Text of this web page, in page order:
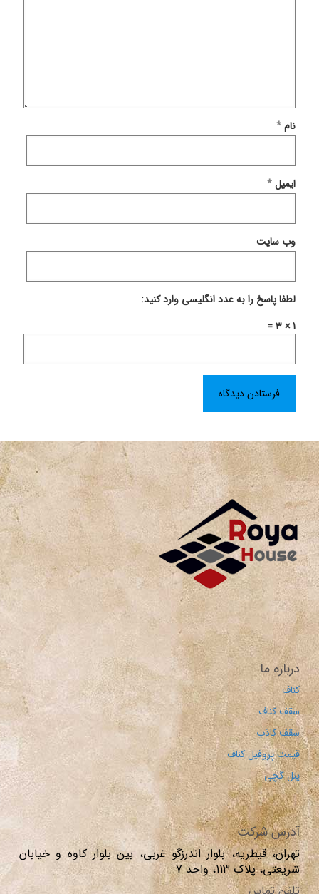
نام*
ایمیل*
وب‌ سایت
لطفا پاسخ را به عدد انگلیسی وارد کنید:
1 × 3 =
درباره ما
کناف
سقف کناف
سقف کاذب
قیمت پروفیل کناف
پنل گچی
آدرس شرکت
تهران، قیطریه، بلوار اندرزگو غربی، بین بلوار کاوه و خیابان
شریعتی، پلاک 113، واحد 7